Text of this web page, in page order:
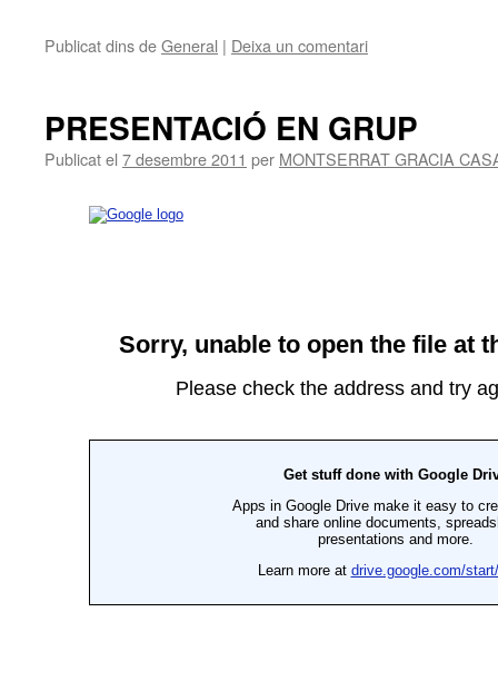
Publicat dins deGeneral | Deixa un comentari
PRESENTACIÓ EN GRUP
Publicat el 7 desembre 2011 per MONTSERRAT GRACIA